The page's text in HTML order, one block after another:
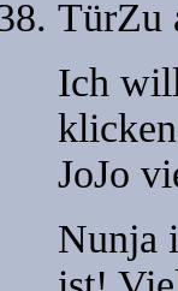
TürZu
Ich
JoJo
Nunja